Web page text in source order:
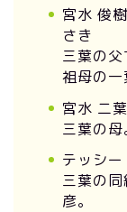
宮水 俊
さき
三葉の父
祖母の一
宮水 二
三葉の母
テッシ
三葉の
彦。